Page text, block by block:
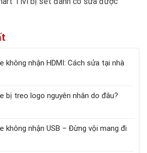
không nhận HDMI: Cách sửa tại nhà
bị treo logo nguyên nhân do đâu?
không nhận USB – Đừng vội mang đi